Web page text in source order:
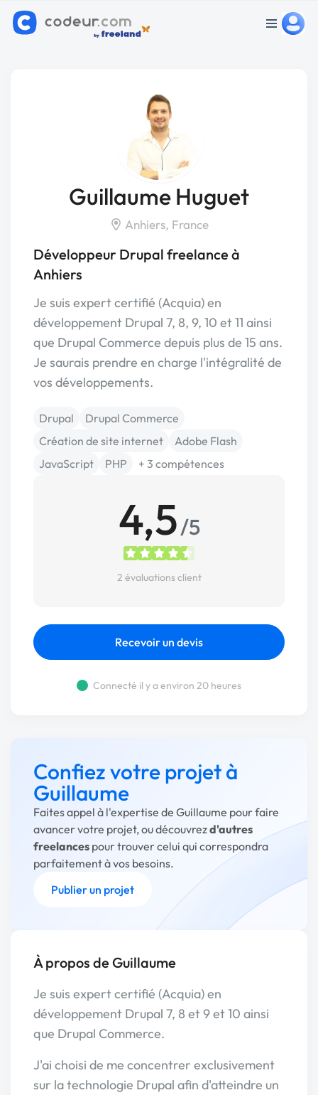
Guillaume Huguet
Anhiers, France
Développeur Drupal freelance à
Anhiers
Je suis expert certifié (Acquia) en
développement Drupal 7, 8, 9, 10 et 11 ainsi
que Drupal Commerce depuis plus de 15 ans.
Je saurais prendre en charge l'intégralité de
vos développements.
Drupal
Drupal Commerce
Création de site internet
Adobe Flash
JavaScript
PHP + 3 compétences
4,5/5
2 évaluations client
Recevoir un devis
Connecté il y a environ 20 heures
Confiez votre projet à
Guillaume
Faites appel à l'expertise de Guillaume pour faire
avancer votre projet, ou découvrezd'autres
freelances pour trouver celui qui correspondra
parfaitement à vos besoins.
Publier un projet
À propos de Guillaume
Je suis expert certifié (Acquia) en
développement Drupal 7, 8 et 9 et 10 ainsi
que Drupal Commerce.
J'ai choisi de me concentrer exclusivement
sur la technologie Drupal afin d'atteindre un